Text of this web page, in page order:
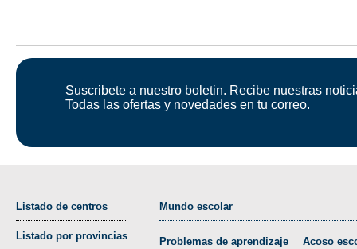
Suscribete a nuestro boletin. Recibe nuestras
Todas las ofertas y novedades en tu correo.
Listado de centros
Listado por provincias
Mundo escolar
Problemas de aprendizaje
Acoso